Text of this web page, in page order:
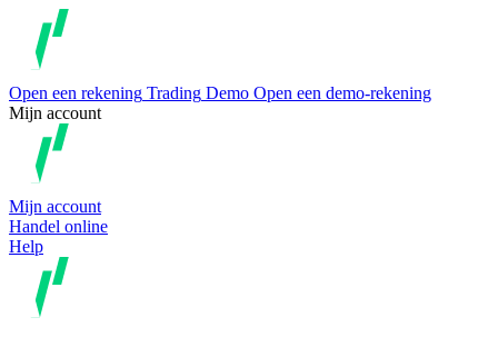
Open een rekening Trading Demo Open een demo-rekening
Mijn account
Mijn account
Handel online
Help